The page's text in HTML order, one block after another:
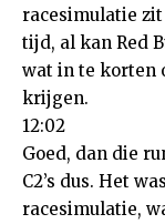
racesimulatie
tijd, al kan Red
wat in te korten
krijgen.
12:02
Goed, dan die
C2’s dus. Het
racesimulatie,